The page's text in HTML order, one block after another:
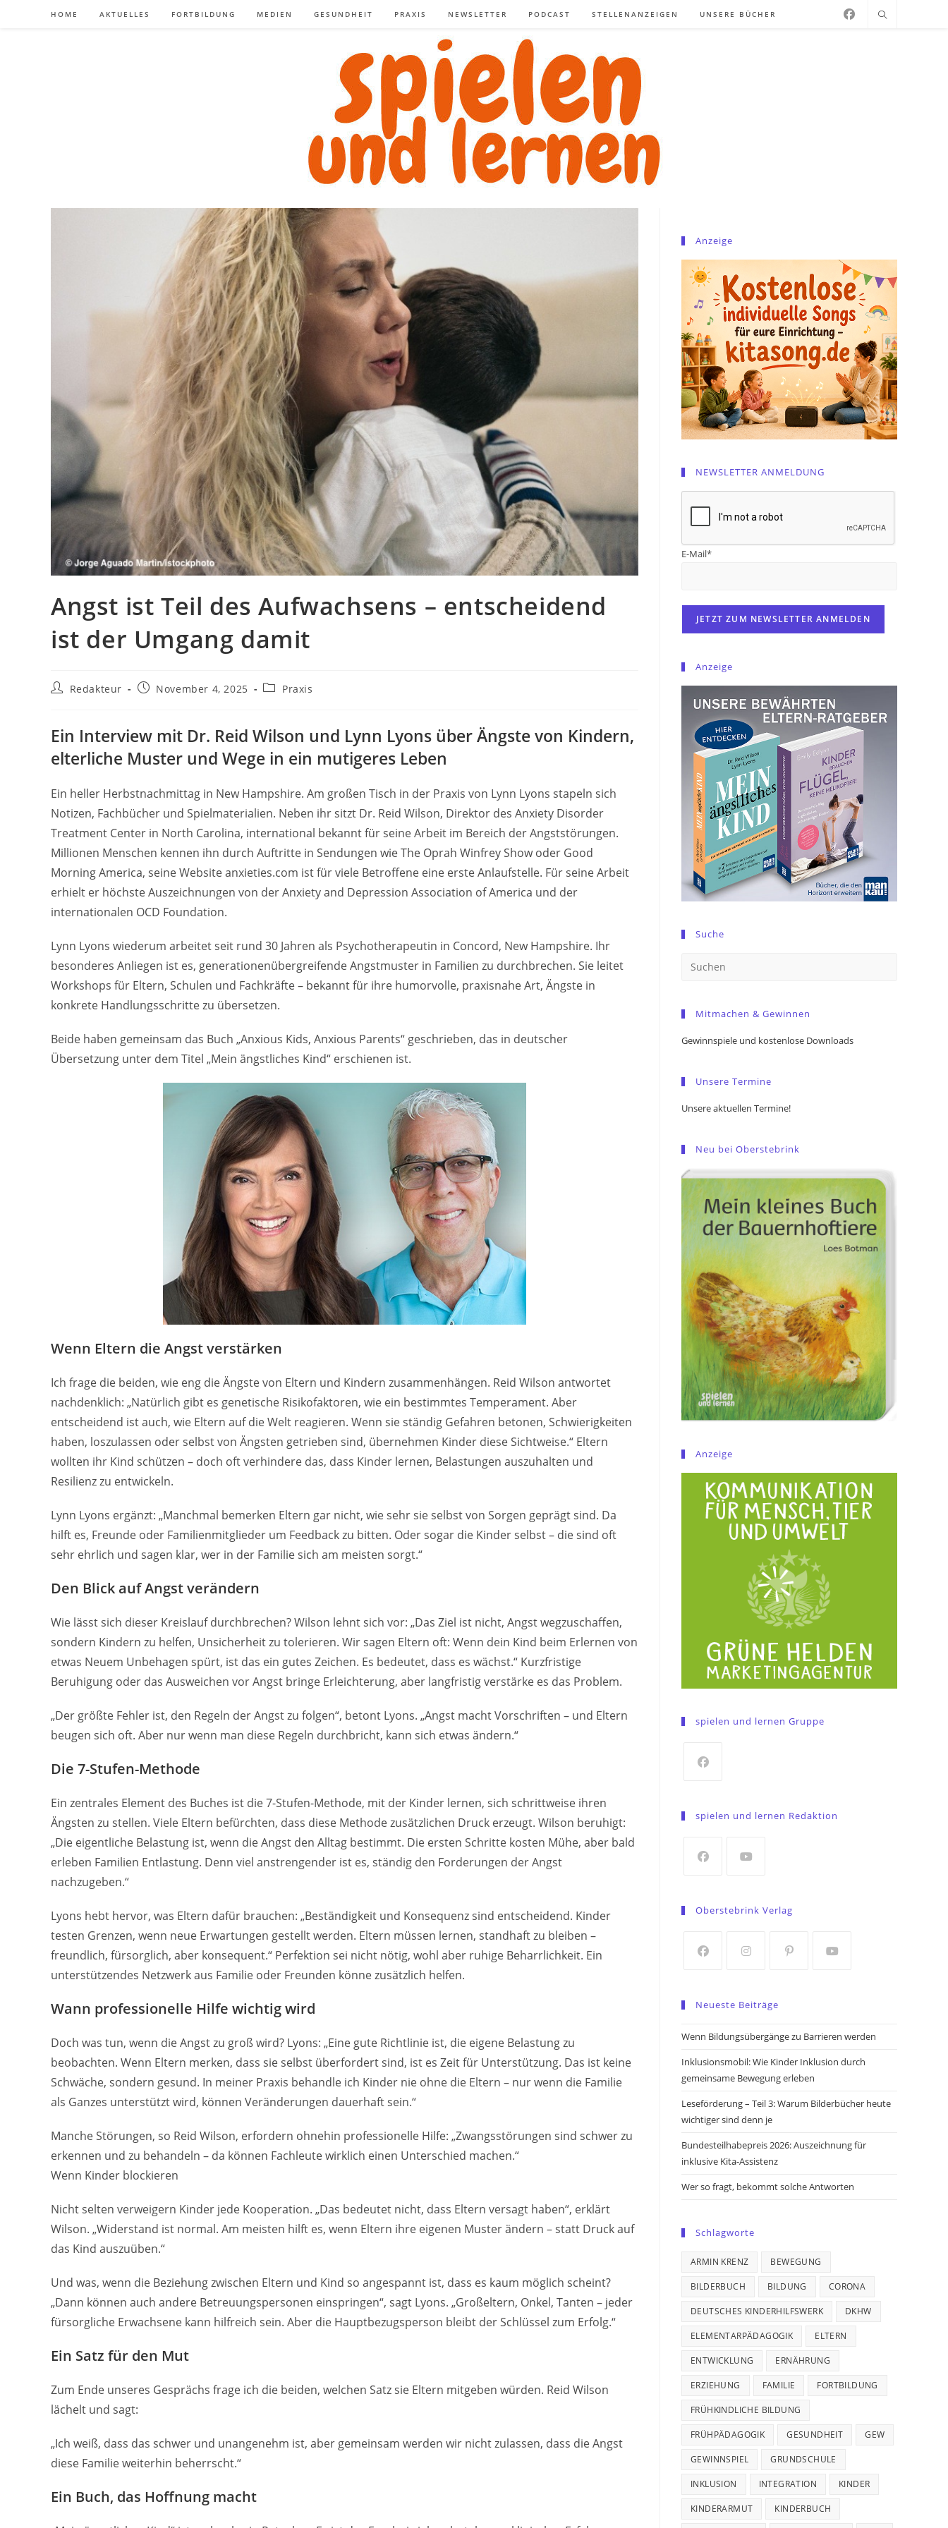
HOME AKTUELLES FORTBILDUNG MEDIEN GESUNDHEIT PRAXIS NEWSLETTER PODCAST STELLENANZEIGEN UNSERE BÜCHER
Angst ist Teil des Aufwachsens – entscheidend
ist der Umgang damit
Beitrags-
Redakteur
BeitragNovember 4, 2025
Beitrags-
Praxis
Ein Interview mit Dr. Reid Wilson und Lynn Lyons über Ängste von Kindern,
elterliche Muster und Wege in ein mutigeres Leben
Ein heller Herbstnachmittag in New Hampshire. Am großen Tisch in der Praxis von Lynn Lyons stapeln sich
Notizen, Fachbücher und Spielmaterialien. Neben ihr sitzt Dr. Reid Wilson, Direktor des Anxiety Disorder
Treatment Center in North Carolina, international bekannt für seine Arbeit im Bereich der Angststörungen.
Millionen Menschen kennen ihn durch Auftritte in Sendungen wie The Oprah Winfrey Show oder Good
Morning America, seine Website anxieties.com ist für viele Betroffene eine erste Anlaufstelle. Für seine Arbeit
erhielt er höchste Auszeichnungen von der Anxiety and Depression Association of America und der
internationalen OCD Foundation.
Lynn Lyons wiederum arbeitet seit rund 30 Jahren als Psychotherapeutin in Concord, New Hampshire. Ihr
besonderes Anliegen ist es, generationenübergreifende Angstmuster in Familien zu durchbrechen. Sie leitet
Workshops für Eltern, Schulen und Fachkräfte – bekannt für ihre humorvolle, praxisnahe Art, Ängste in
konkrete Handlungsschritte zu übersetzen.
Beide haben gemeinsam das Buch „Anxious Kids, Anxious Parents“ geschrieben, das in deutscher
Übersetzung unter dem Titel „Mein ängstliches Kind“ erschienen ist.
Wenn Eltern die Angst verstärken
Ich frage die beiden, wie eng die Ängste von Eltern und Kindern zusammenhängen. Reid Wilson antwortet
nachdenklich: „Natürlich gibt es genetische Risikofaktoren, wie ein bestimmtes Temperament. Aber
entscheidend ist auch, wie Eltern auf die Welt reagieren. Wenn sie ständig Gefahren betonen, Schwierigkeiten
haben, loszulassen oder selbst von Ängsten getrieben sind, übernehmen Kinder diese Sichtweise.“ Eltern
wollten ihr Kind schützen – doch oft verhindere das, dass Kinder lernen, Belastungen auszuhalten und
Resilienz zu entwickeln.
Lynn Lyons ergänzt: „Manchmal bemerken Eltern gar nicht, wie sehr sie selbst von Sorgen geprägt sind. Da
hilft es, Freunde oder Familienmitglieder um Feedback zu bitten. Oder sogar die Kinder selbst – die sind oft
sehr ehrlich und sagen klar, wer in der Familie sich am meisten sorgt.“
Den Blick auf Angst verändern
Wie lässt sich dieser Kreislauf durchbrechen? Wilson lehnt sich vor: „Das Ziel ist nicht, Angst wegzuschaffen,
sondern Kindern zu helfen, Unsicherheit zu tolerieren. Wir sagen Eltern oft: Wenn dein Kind beim Erlernen von
etwas Neuem Unbehagen spürt, ist das ein gutes Zeichen. Es bedeutet, dass es wächst.“ Kurzfristige
Beruhigung oder das Ausweichen vor Angst bringe Erleichterung, aber langfristig verstärke es das Problem.
„Der größte Fehler ist, den Regeln der Angst zu folgen“, betont Lyons. „Angst macht Vorschriften – und Eltern
beugen sich oft. Aber nur wenn man diese Regeln durchbricht, kann sich etwas ändern.“
Die 7-Stufen-Methode
Ein zentrales Element des Buches ist die 7-Stufen-Methode, mit der Kinder lernen, sich schrittweise ihren
Ängsten zu stellen. Viele Eltern befürchten, dass diese Methode zusätzlichen Druck erzeugt. Wilson beruhigt:
„Die eigentliche Belastung ist, wenn die Angst den Alltag bestimmt. Die ersten Schritte kosten Mühe, aber bald
erleben Familien Entlastung. Denn viel anstrengender ist es, ständig den Forderungen der Angst
nachzugeben.“
Lyons hebt hervor, was Eltern dafür brauchen: „Beständigkeit und Konsequenz sind entscheidend. Kinder
testen Grenzen, wenn neue Erwartungen gestellt werden. Eltern müssen lernen, standhaft zu bleiben –
freundlich, fürsorglich, aber konsequent.“ Perfektion sei nicht nötig, wohl aber ruhige Beharrlichkeit. Ein
unterstützendes Netzwerk aus Familie oder Freunden könne zusätzlich helfen.
Wann professionelle Hilfe wichtig wird
Doch was tun, wenn die Angst zu groß wird? Lyons: „Eine gute Richtlinie ist, die eigene Belastung zu
beobachten. Wenn Eltern merken, dass sie selbst überfordert sind, ist es Zeit für Unterstützung. Das ist keine
Schwäche, sondern gesund. In meiner Praxis behandle ich Kinder nie ohne die Eltern – nur wenn die Familie
als Ganzes unterstützt wird, können Veränderungen dauerhaft sein.“
Manche Störungen, so Reid Wilson, erfordern ohnehin professionelle Hilfe: „Zwangsstörungen sind schwer zu
erkennen und zu behandeln – da können Fachleute wirklich einen Unterschied machen.“
Wenn Kinder blockieren
Nicht selten verweigern Kinder jede Kooperation. „Das bedeutet nicht, dass Eltern versagt haben“, erklärt
Wilson. „Widerstand ist normal. Am meisten hilft es, wenn Eltern ihre eigenen Muster ändern – statt Druck auf
das Kind auszuüben.“
Und was, wenn die Beziehung zwischen Eltern und Kind so angespannt ist, dass es kaum möglich scheint?
„Dann können auch andere Betreuungspersonen einspringen“, sagt Lyons. „Großeltern, Onkel, Tanten – jeder
fürsorgliche Erwachsene kann hilfreich sein. Aber die Hauptbezugsperson bleibt der Schlüssel zum Erfolg.“
Ein Satz für den Mut
Zum Ende unseres Gesprächs frage ich die beiden, welchen Satz sie Eltern mitgeben würden. Reid Wilson
lächelt und sagt:
„Ich weiß, dass das schwer und unangenehm ist, aber gemeinsam werden wir nicht zulassen, dass die Angst
diese Familie weiterhin beherrscht.“
Ein Buch, das Hoffnung macht
Anzeige
NEWSLETTER ANMELDUNG
E-Mail*
Anzeige
Suche
Mitmachen & Gewinnen
Gewinnspiele und kostenlose Downloads
Unsere Termine
Unsere aktuellen Termine!
Neu bei Oberstebrink
Anzeige
spielen und lernen Gruppe
a
tab
spielen und lernen Redaktion
a
tab
Oberstebrink Verlag
a
new
a
new
new
Neueste Beiträge
Wenn Bildungsübergänge zu Barrieren werden
Inklusionsmobil: Wie Kinder Inklusion durch
gemeinsame Bewegung erleben
Leseförderung – Teil 3: Warum Bilderbücher heute
wichtiger sind denn je
Bundesteilhabepreis 2026: Auszeichnung für
inklusive Kita-Assistenz
Wer so fragt, bekommt solche Antworten
Schlagworte
ARMIN KRENZ BEWEGUNG
BILDERBUCH BILDUNG CORONA
DEUTSCHES KINDERHILFSWERK DKHW
ELEMENTARPÄDAGOGIK ELTERN
ENTWICKLUNG ERNÄHRUNG
ERZIEHUNG FAMILIE FORTBILDUNG
FRÜHKINDLICHE BILDUNG
FRÜHPÄDAGOGIK GESUNDHEIT GEW
GEWINNSPIEL GRUNDSCHULE
INKLUSION INTEGRATION KINDER
KINDERARMUT KINDERBUCH